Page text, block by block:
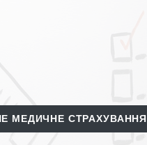
МЕДИЧНЕ СТРАХУВАННЯ